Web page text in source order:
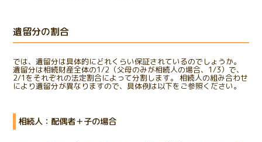
遺留分の割合
では、遺留分は具体的にどれくらい保証されているのでしょうか。
遺留分は相続財産全体の1/2（父母のみが相続人の場合、1/3）で、
2/1をそれぞれの法定割合によって分割します。 相続人の組み合わせ
により遺留分が異なりますので、具体例は以下をご参照ください。
相続人：配偶者＋子の場合